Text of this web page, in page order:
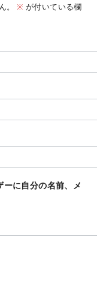
※ が付いている欄
に自分の名前、メ